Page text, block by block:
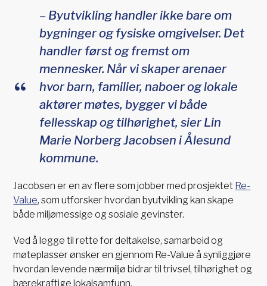
– Byutvikling handler ikke bare om
bygninger og fysiske omgivelser. Det
handler først og fremst om
mennesker. Når vi skaper arenaer
hvor barn, familier, naboer og lokale
aktører møtes, bygger vi både
fellesskap og tilhørighet, sier Lin
Marie Norberg Jacobsen i Ålesund
kommune.
Jacobsen er en av flere som jobber med prosjektet Re-
Value, som utforsker hvordan byutvikling kan skape
både miljømessige og sosiale gevinster.
Ved å legge til rette for deltakelse, samarbeid og
møteplasser ønsker en gjennom Re-Value å synliggjøre
hvordan levende nærmiljø bidrar til trivsel, tilhørighet og
bærekraftige lokalsamfunn.